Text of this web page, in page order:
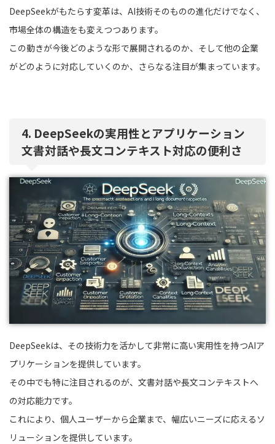
DeepSeekがもたらす変革は、AI技術そのものの進化だけでなく、
市場全体の構造をも変えつつあります。
この動きが今後どのような形で展開されるのか、そして他の企業
がどのように対応していくのか、さらなる注目が集まっています。
4. DeepSeekの実用性とアプリケーション
文書対話や長文コンテキスト対応の便利さ
DeepSeekは、その技術力を活かして非常に高い実用性を持つAIア
プリケーションを提供しています。
その中でも特に注目されるのが、文書対話や長文コンテキストへ
の対応能力です。
これにより、個人ユーザーから企業まで、幅広いニーズに応えるソ
リューションを提供しています。